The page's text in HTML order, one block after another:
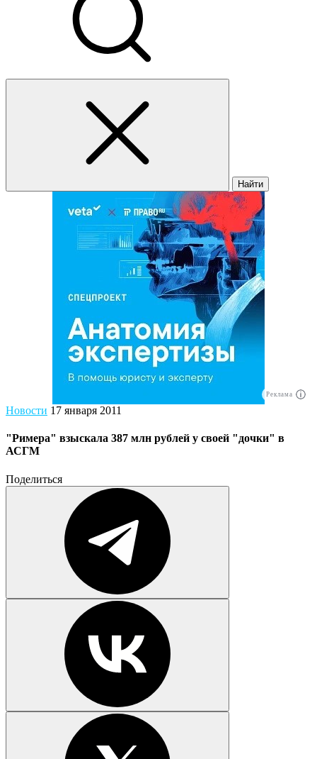
Найти
Реклама
Новости 17 января 2011
"Римера" взыскала 387 млн рублей у своей "дочки" в
АСГМ
Поделиться